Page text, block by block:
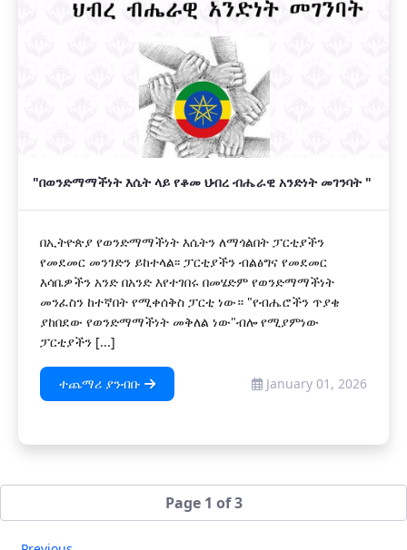
"በወንድማማችነት እሴት ላይ የቆመ ህብረ ብሔራዊ አንድነት መገንባት "
በኢትዮጵያ የወንድማማችነት እሴትን ለማጎልበት ፓርቲያችን
የመደመር መንገድን ይከተላል፡፡ ፓርቲያችን ብልፅግና የመደመር
እሳቤዎችን አንድ በአንድ እየተገበሩ በመሄድም የወንድማማችነት
መንፈስን ከተኛበት የሚቀሰቅስ ፓርቲ ነው። "የብሔሮችን ጥያቄ
ያከበደው የወንድማማችነት መቅለል ነው"ብሎ የሚያምነው
ፓርቲያችን [...]
ተጨማሪ ያንብቡ January 01, 2026
Page 1 of 3